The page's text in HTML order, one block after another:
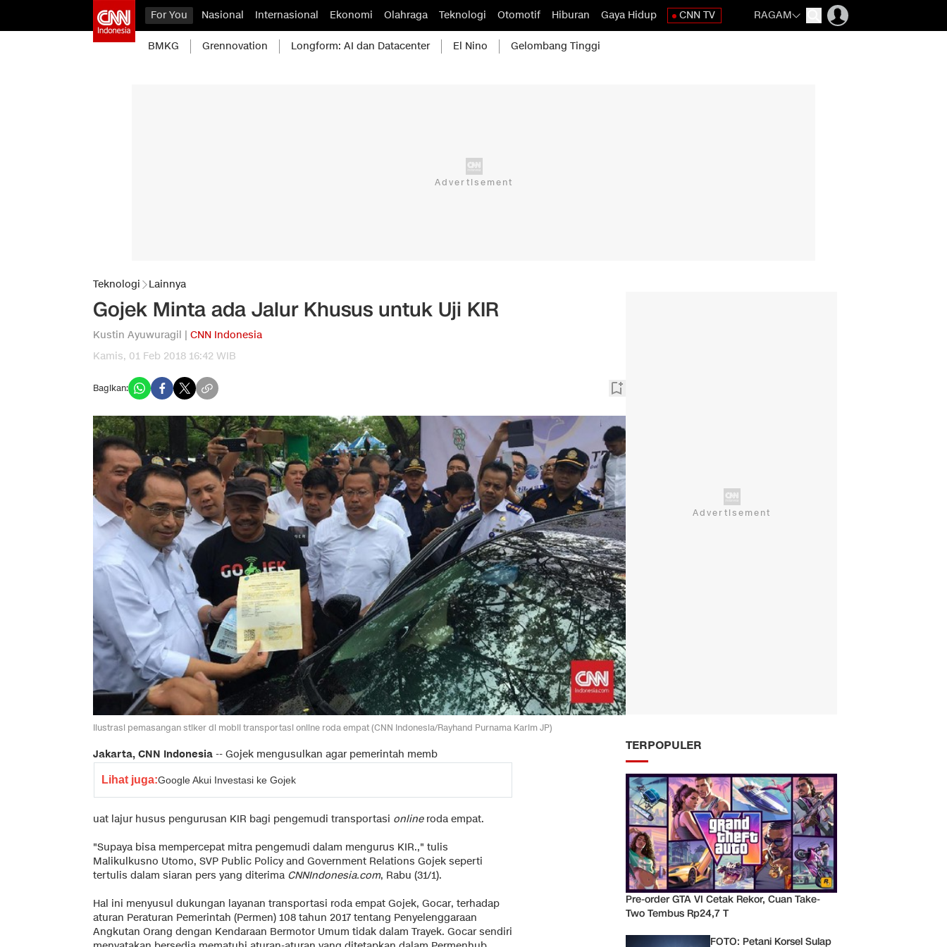
For You Nasional Internasional Ekonomi Olahraga Teknologi Otomotif Hiburan Gaya Hidup CNN TV RAGAM
BMKG Grennovation Longform: AI dan Datacenter El Nino Gelombang Tinggi
Teknologi Lainnya
Gojek Minta ada Jalur Khusus untuk Uji KIR
Kustin Ayuwuragil | CNN Indonesia
Kamis, 01 Feb 2018 16:42 WIB
Bagikan:
Ilustrasi pemasangan stiker di mobil transportasi online roda empat (CNN Indonesia/Rayhand Purnama Karim JP)
Jakarta, CNN Indonesia -- Gojek mengusulkan agar pemerintah memb
Lihat juga:Google Akui Investasi ke Gojek
uat lajur husus pengurusan KIR bagi pengemudi transportasi onlineroda empat.
"Supaya bisa mempercepat mitra pengemudi dalam mengurus KIR.," tulis
Malikulkusno Utomo, SVP Public Policy and Government Relations Gojek seperti
tertulis dalam siaran pers yang diterima CNNIndonesia.com, Rabu (31/1).
Hal ini menyusul dukungan layanan transportasi roda empat Gojek, Gocar, terhadap
aturan Peraturan Pemerintah (Permen) 108 tahun 2017 tentang Penyelenggaraan
Angkutan Orang dengan Kendaraan Bermotor Umum tidak dalam Trayek. Gocar sendiri
TERPOPULER
Pre-order GTA VI Cetak Rekor, Cuan Take-
Two Tembus Rp24,7 T
FOTO: Petani Korsel Sulap